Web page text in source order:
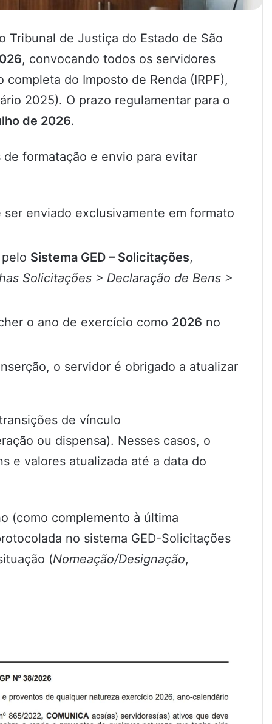
Tribunal de Justiça do Estado de São
, convocando todos os servidores
do Imposto de Renda (IRPF),
2025). O prazo regulamentar para o
de 2026.
formatação e envio para evitar
enviado exclusivamente em formato
Sistema GED – Solicitações,
Solicitações > Declaração de Bens >
o ano de exercício como 2026 no
o servidor é obrigado a atualizar
de vínculo
ou dispensa). Nesses casos, o
e valores atualizada até a data do
(como complemento à última
no sistema GED-Solicitações
(Nomeação/Designação,